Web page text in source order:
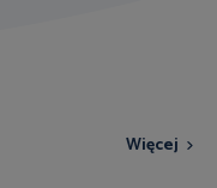
Więcej